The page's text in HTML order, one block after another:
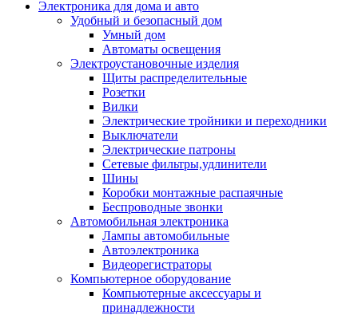
Электроника для дома и авто
Удобный и безопасный дом
Умный дом
Автоматы освещения
Электроустановочные изделия
Щиты распределительные
Розетки
Вилки
Электрические тройники и переходники
Выключатели
Электрические патроны
Сетевые фильтры,удлинители
Шины
Коробки монтажные распаячные
Беспроводные звонки
Автомобильная электроника
Лампы автомобильные
Автоэлектроника
Видеорегистраторы
Компьютерное оборудование
Компьютерные аксессуары и
принадлежности